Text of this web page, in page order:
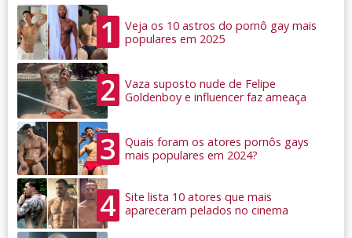
1
Veja os 10 astros do pornô gay mais
populares em 2025
2
Vaza suposto nude de Felipe
Goldenboy e influencer faz ameaça
3
Quais foram os atores pornôs gays
mais populares em 2024?
4
Site lista 10 atores que mais
apareceram pelados no cinema